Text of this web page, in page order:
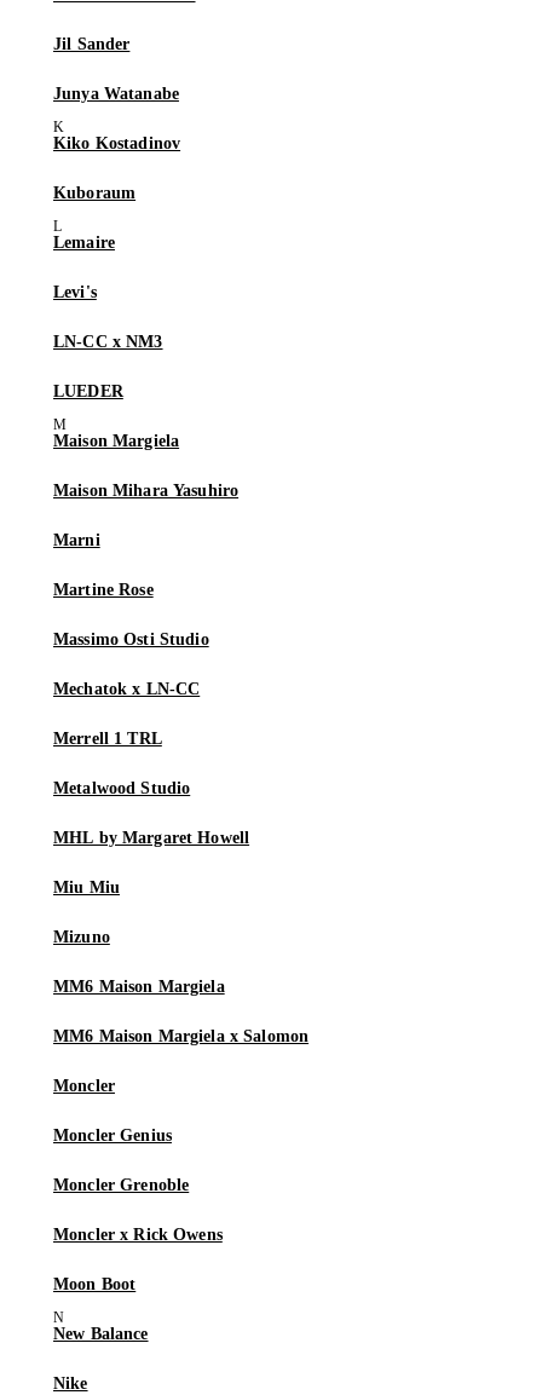
Jil Sander
Junya Watanabe
Kiko Kostadinov
Kuboraum
Lemaire
Levi's
LN-CC x NM3
LUEDER
Maison Margiela
Maison Mihara Yasuhiro
Marni
Martine Rose
Massimo Osti Studio
Mechatok x LN-CC
Merrell 1 TRL
Metalwood Studio
MHL by Margaret Howell
Miu Miu
Mizuno
MM6 Maison Margiela
MM6 Maison Margiela x Salomon
Moncler
Moncler Genius
Moncler Grenoble
Moncler x Rick Owens
Moon Boot
New Balance
Nike